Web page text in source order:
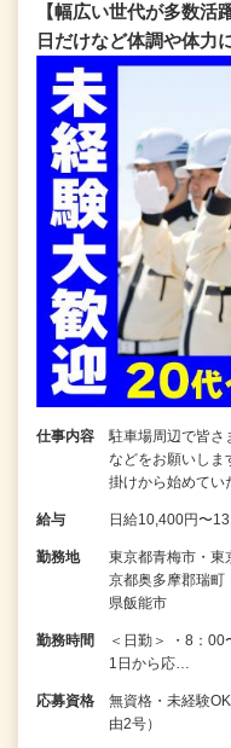
【幅広い世代が多数
日だけなど体調や体力
仕事内容
駐車場周辺で皆さ
などをお願いしま
掛けから始めて
給与 日給10,400円〜
勤務地
東京都青梅市・東
京都奥多摩郡瑞町
県飯能市
勤務時間
＜日勤＞ ・8：
1日から応…
応募資格
無資格・未経験
由2号）